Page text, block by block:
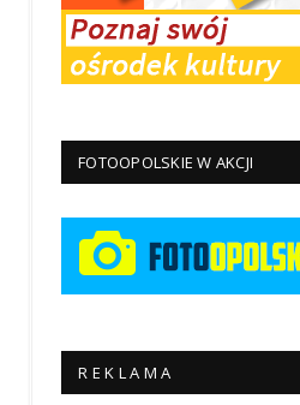
FOTOOPOLSKIE W AKCJI
R E K L A M A